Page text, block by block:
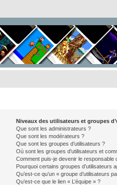
Niveaux des utilisateurs et groupes
Que sont les administrateurs ?
Que sont les modérateurs ?
Que sont les groupes d’utilisateurs ?
Où sont les groupes d’utilisateurs et
Comment puis-je devenir le responsable
Pourquoi certains groupes d’utilisateurs
Qu’est-ce qu’un « groupe d’utilisateurs
Qu’est-ce que le lien « L’équipe » ?